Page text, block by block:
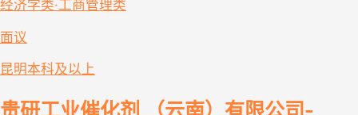
经济学类·工商管理类
面议
昆明本科及以上